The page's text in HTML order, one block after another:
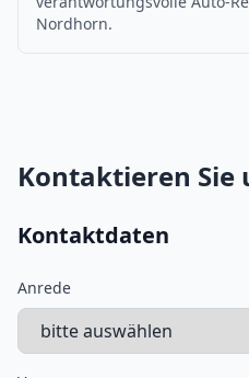
Nordhorn.
Kontaktieren Sie
Kontaktdaten
Anrede